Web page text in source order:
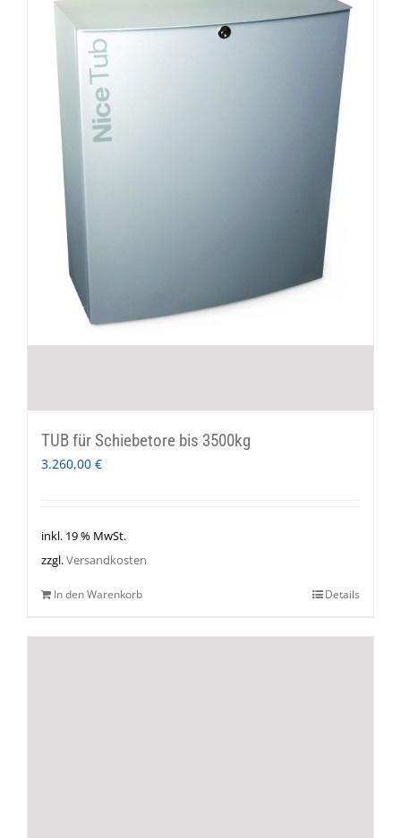
TUB für Schiebetore bis 3500kg
3.260,00 €
inkl. 19 % MwSt.
zzgl.Versandkosten
In den Warenkorb Details